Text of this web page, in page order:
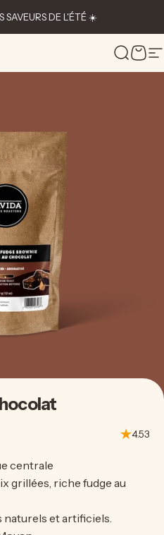
SAVEURS DE L'ÉTÉ ☀️
4.53
centrale
grillées, riche fudge au
naturels et artificiels.